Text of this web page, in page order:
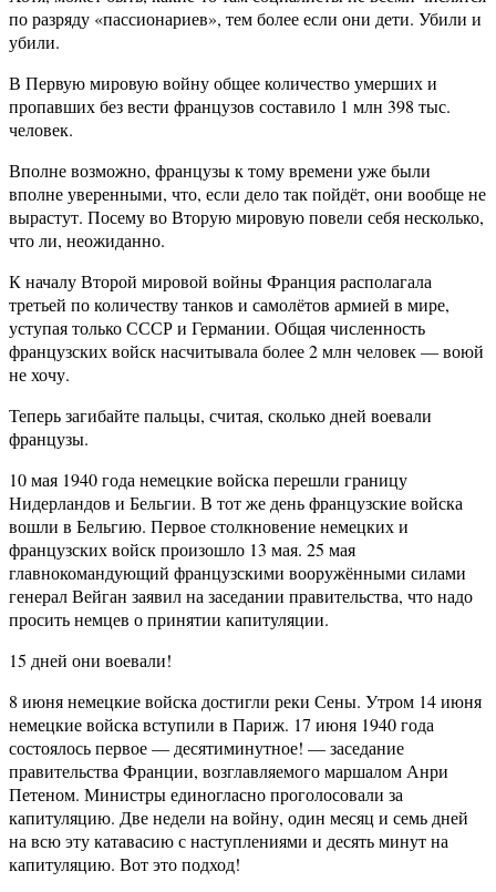
по разряду «пассионариев», тем более если они дети. Убили и
убили.
В Первую мировую войну общее количество умерших и
пропавших без вести французов составило 1 млн 398 тыс.
человек.
Вполне возможно, французы к тому времени уже были
вполне уверенными, что, если дело так пойдёт, они вообще не
вырастут. Посему во Вторую мировую повели себя несколько,
что ли, неожиданно.
К началу Второй мировой войны Франция располагала
третьей по количеству танков и самолётов армией в мире,
уступая только СССР и Германии. Общая численность
французских войск насчитывала более 2 млн человек — воюй
не хочу.
Теперь загибайте пальцы, считая, сколько дней воевали
французы.
10 мая 1940 года немецкие войска перешли границу
Нидерландов и Бельгии. В тот же день французские войска
вошли в Бельгию. Первое столкновение немецких и
французских войск произошло 13 мая. 25 мая
главнокомандующий французскими вооружёнными силами
генерал Вейган заявил на заседании правительства, что надо
просить немцев о принятии капитуляции.
15 дней они воевали!
8 июня немецкие войска достигли реки Сены. Утром 14 июня
немецкие войска вступили в Париж. 17 июня 1940 года
состоялось первое — десятиминутное! — заседание
правительства Франции, возглавляемого маршалом Анри
Петеном. Министры единогласно проголосовали за
капитуляцию. Две недели на войну, один месяц и семь дней
на всю эту катавасию с наступлениями и десять минут на
капитуляцию. Вот это подход!